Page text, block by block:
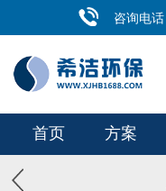
咨询电话
首页 方案